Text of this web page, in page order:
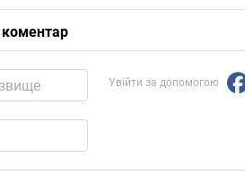
коментар
Увійти за допомогою